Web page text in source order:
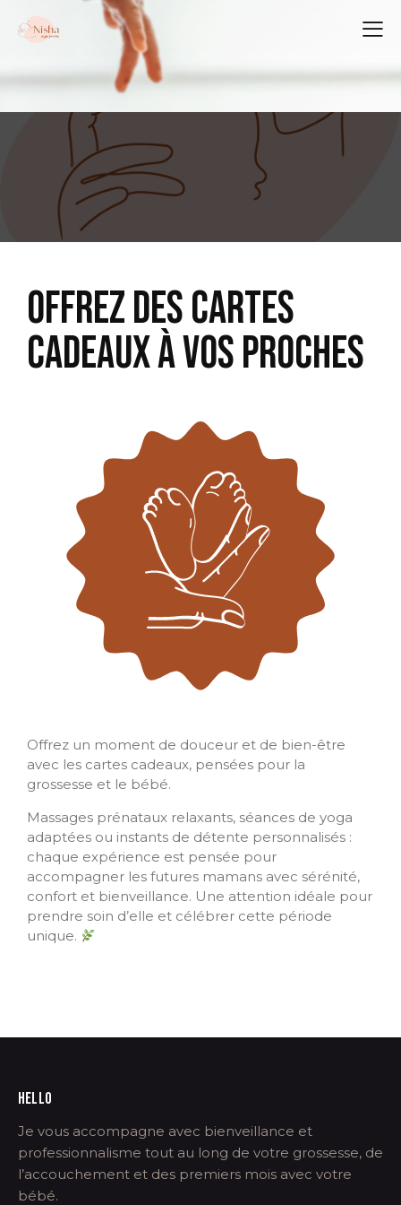
OFFREZ DES CARTES
CADEAUX À VOS PROCHES
Offrez un moment de douceur et de bien-être
avec les cartes cadeaux, pensées pour la
grossesse et le bébé.
Massages prénataux relaxants, séances de yoga
adaptées ou instants de détente personnalisés :
chaque expérience est pensée pour
accompagner les futures mamans avec sérénité,
confort et bienveillance. Une attention idéale pour
prendre soin d’elle et célébrer cette période
unique.
HELLO
Je vous accompagne avec bienveillance et
professionnalisme tout au long de votre grossesse, de
l’accouchement et des premiers mois avec votre
bébé.